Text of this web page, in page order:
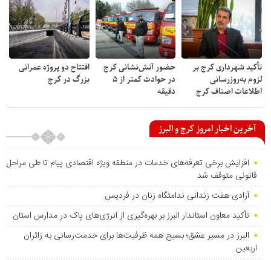
تأکید شهرداری کرج بر
لزوم به‌روزرسانی
اطلاعات اصناف کرج
حضور آتش‌نشانی کرج
در حوادث کمتر از ۵
دقیقه
افتتاح دو پروژه عمرانی
بزرگ در کرج
آخرین اخبار امروز کرج و البرز
افزایش برخی تعرفه‌های خدمات در منطقه ویژه اقتصادی پیام تا طی مراحل
قانونی متوقف شد
آزادی هفت زندانی ندامتگاه زنان در فردیس
تأکید معاون استاندار البرز بر بهره‌گیری از انرژی‌های پاک در مدارس استان
البرز در مسیر عشق؛ بسیج همه ظرفیت‌ها برای خدمت‌رسانی به زائران
اربعین